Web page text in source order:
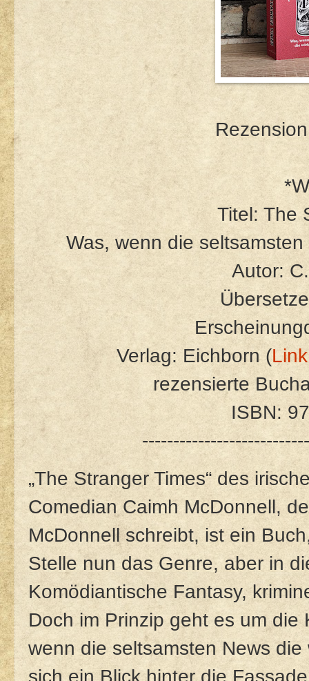
Titel: The
Was, wenn die
Autor:
Verlag: Eichborn (
rezensierte
ISBN:
„The Stranger Times“ des
Comedian Caimh McDonnell,
McDonnell schreibt, ist ein
Stelle nun das Genre, aber in
Komödiantische Fantasy,
Doch im Prinzip geht es um die
wenn die seltsamsten News
sich ein Blick hinter die